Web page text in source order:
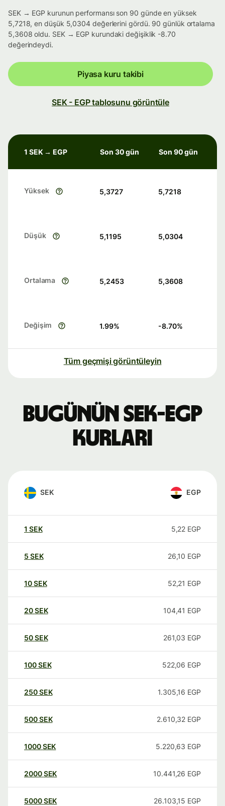
SEK → EGP kurunun performansı son 90 günde en yüksek
5,7218, en düşük 5,0304 değerlerini gördü. 90 günlük ortalama
5,3608 oldu. SEK → EGP kurundaki değişiklik -8.70
değerindeydi.
Piyasa kuru takibi
SEK - EGP tablosunu görüntüle
1 SEK → EGP Son 30 gün Son 90 gün
Yüksek 5,3727 5,7218
Düşük 5,1195 5,0304
Ortalama 5,2453 5,3608
Değişim 1.99% -8.70%
Tüm geçmişi görüntüleyin
Bugünün SEK-EGP
kurları
SEK EGP
1 SEK 5,22 EGP
5 SEK 26,10 EGP
10SEK 52,21 EGP
20SEK 104,41 EGP
50SEK 261,03 EGP
100SEK 522,06 EGP
250SEK 1.305,16 EGP
500SEK 2.610,32 EGP
1000SEK 5.220,63 EGP
2000SEK 10.441,26 EGP
5000SEK 26.103,15 EGP